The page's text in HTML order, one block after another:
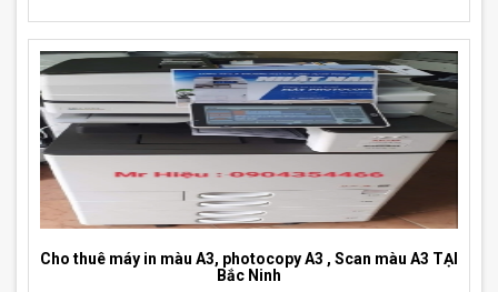
Cho thuê máy in màu A3, photocopy A3 , Scan màu A3 TẠI
Bắc Ninh